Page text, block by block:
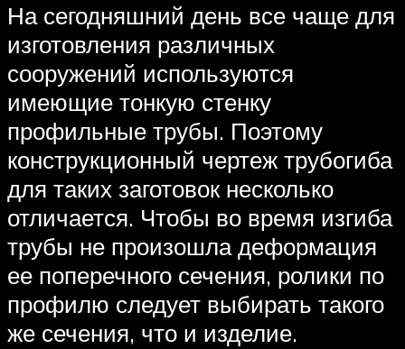
На сегодняшний день все чаще для
изготовления различных
сооружений используются
имеющие тонкую стенку
профильные трубы. Поэтому
конструкционный чертеж трубогиба
для таких заготовок несколько
отличается. Чтобы во время изгиба
трубы не произошла деформация
ее поперечного сечения, ролики по
профилю следует выбирать такого
же сечения, что и изделие.